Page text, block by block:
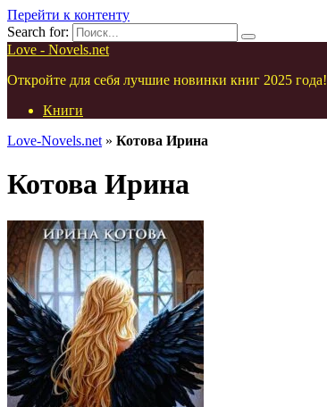
Перейти к контенту
Search for:
Love - Novels.net
Откройте для себя лучшие новинки книг 2025 года!
Книги
Love-Novels.net » Котова Ирина
Котова Ирина